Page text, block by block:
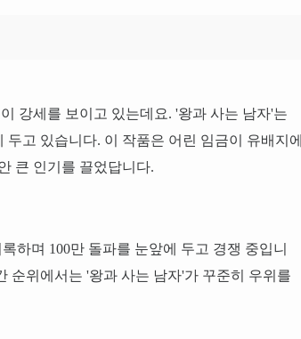
강세를 보이고 있는데요. '왕과 사는 남자'는
고 있습니다. 이 작품은 어린 임금이 유배지에
큰 인기를 끌었답니다.
하며 100만 돌파를 눈앞에 두고 경쟁 중입니
순위에서는 '왕과 사는 남자'가 꾸준히 우위를